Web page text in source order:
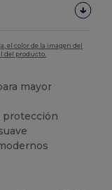
el color de la imagen del
del producto.
mayor
protección